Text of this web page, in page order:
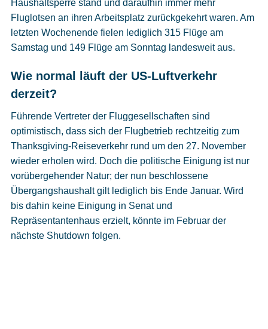
Haushaltsperre stand und daraufhin immer mehr
Fluglotsen an ihren Arbeitsplatz zurückgekehrt waren. Am
letzten Wochenende fielen lediglich 315 Flüge am
Samstag und 149 Flüge am Sonntag landesweit aus.
Wie normal läuft der US-Luftverkehr
derzeit?
Führende Vertreter der Fluggesellschaften sind
optimistisch, dass sich der Flugbetrieb rechtzeitig zum
Thanksgiving-Reiseverkehr rund um den 27. November
wieder erholen wird. Doch die politische Einigung ist nur
vorübergehender Natur; der nun beschlossene
Übergangshaushalt gilt lediglich bis Ende Januar. Wird
bis dahin keine Einigung in Senat und
Repräsentantenhaus erzielt, könnte im Februar der
nächste Shutdown folgen.